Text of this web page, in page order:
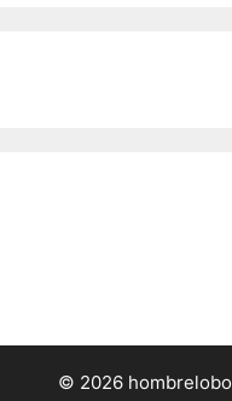
© 2026 hombrelobo